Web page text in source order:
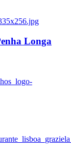
Longa